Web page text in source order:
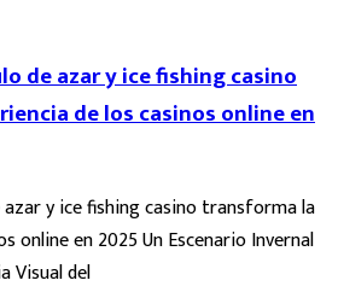
de azar y ice fishing casino
de los casinos online en
y ice fishing casino transforma la
online en 2025 Un Escenario Invernal
Visual del